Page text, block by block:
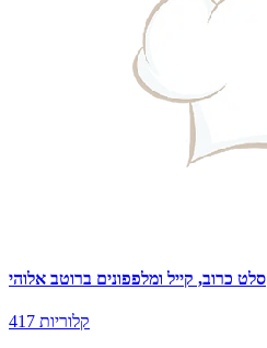
סלט כרוב, קייל ומלפפונים ברוטב אלוהי
417 קלוריות